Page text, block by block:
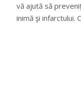
vă ajută să
inimă şi infarctului.